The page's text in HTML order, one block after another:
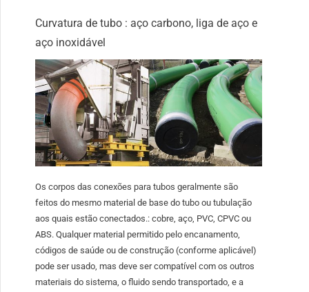
Curvatura de tubo : aço carbono, liga de aço e
aço inoxidável
Os corpos das conexões para tubos geralmente são
feitos do mesmo material de base do tubo ou tubulação
aos quais estão conectados.: cobre, aço, PVC, CPVC ou
ABS. Qualquer material permitido pelo encanamento,
códigos de saúde ou de construção (conforme aplicável)
pode ser usado, mas deve ser compatível com os outros
materiais do sistema, o fluido sendo transportado, e a